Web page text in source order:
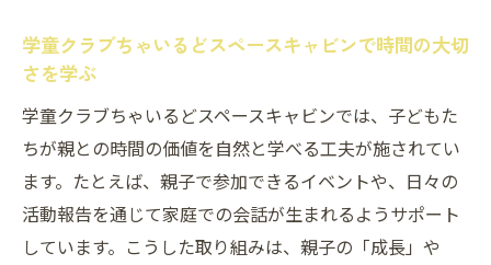
学童クラブちゃいるどスペースキャビンで時間の大切
さを学ぶ
学童クラブちゃいるどスペースキャビンでは、子どもた
ちが親との時間の価値を自然と学べる工夫が施されてい
ます。たとえば、親子で参加できるイベントや、日々の
活動報告を通じて家庭での会話が生まれるようサポート
しています。こうした取り組みは、親子の「成長」や